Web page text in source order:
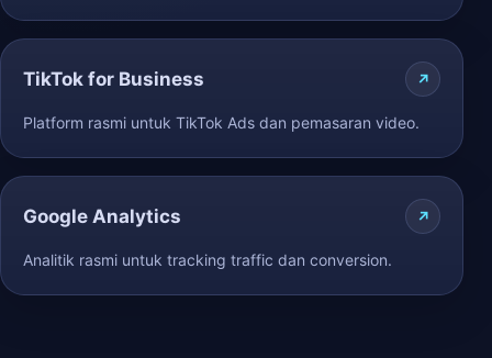
TikTok for Business
Platform rasmi untuk TikTok Ads dan pemasaran video.
Google Analytics
Analitik rasmi untuk tracking traffic dan conversion.